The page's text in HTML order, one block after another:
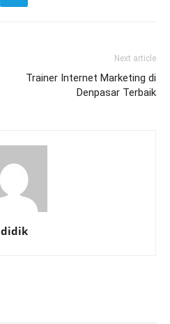
Next article
Trainer Internet Marketing di
Denpasar Terbaik
didik